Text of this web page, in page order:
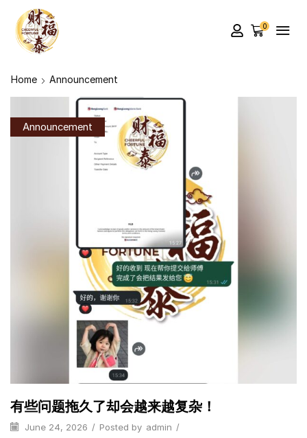
0
Home Announcement
Announcement
有些问题拖久了却会越来越复杂！
June 24, 2026 / Posted by admin /